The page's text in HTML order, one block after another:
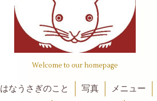
Welcome to our homepage
はなうさぎのこと 写真 メニュー